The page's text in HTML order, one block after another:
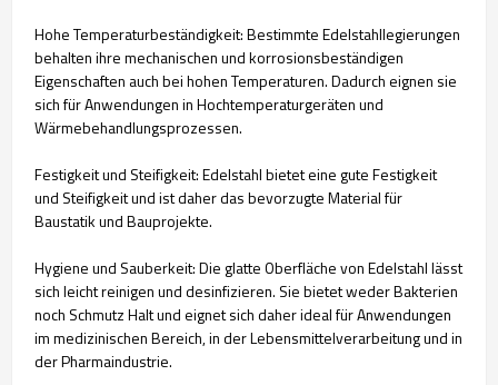
Hohe Temperaturbeständigkeit: Bestimmte Edelstahllegierungen
behalten ihre mechanischen und korrosionsbeständigen
Eigenschaften auch bei hohen Temperaturen. Dadurch eignen sie
sich für Anwendungen in Hochtemperaturgeräten und
Wärmebehandlungsprozessen.
Festigkeit und Steifigkeit: Edelstahl bietet eine gute Festigkeit
und Steifigkeit und ist daher das bevorzugte Material für
Baustatik und Bauprojekte.
Hygiene und Sauberkeit: Die glatte Oberfläche von Edelstahl lässt
sich leicht reinigen und desinfizieren. Sie bietet weder Bakterien
noch Schmutz Halt und eignet sich daher ideal für Anwendungen
im medizinischen Bereich, in der Lebensmittelverarbeitung und in
der Pharmaindustrie.